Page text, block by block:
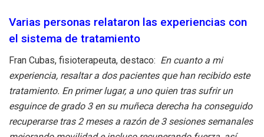
Varias personas relataron las experiencias con
el sistema de tratamiento
Fran Cubas, fisioterapeuta, destaco: En cuanto a mi
experiencia, resaltar a dos pacientes que han recibido este
tratamiento. En primer lugar, a uno quien tras sufrir un
esguince de grado 3 en su muñeca derecha ha conseguido
recuperarse tras 2 meses a razón de 3 sesiones semanales